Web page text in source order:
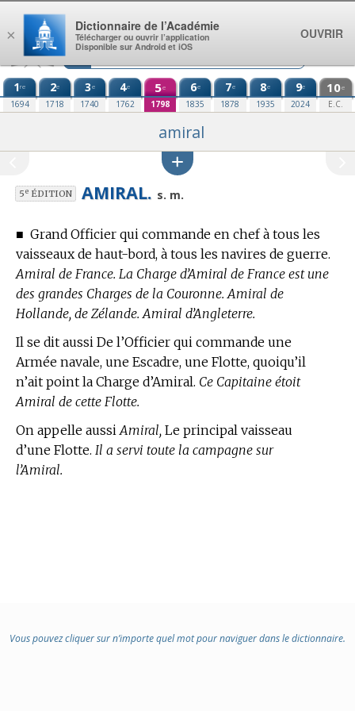
Aller au contenu
1re
1694
2e
1718
3e
1740
4e
1762
5e
1798
6e
1835
7e
1878
8e
1935
9e
2024
10e
E.C.
amiral
5eÉDITION AMIRAL. s. m.
■ Grand Officier qui commande en chef à tous les
vaisseaux de haut-bord, à tous les navires de guerre.
Amiral de France. La Charge d’Amiral de France est une
des grandes Charges de la Couronne. Amiral de
Hollande, de Zélande. Amiral d’Angleterre.
Il se dit aussi De l’Officier qui commande une
Armée navale, une Escadre, une Flotte, quoiqu’il
n’ait point la Charge d’Amiral. Ce Capitaine étoit
Amiral de cette Flotte.
On appelle aussi Amiral, Le principal vaisseau
d’une Flotte. Il a servi toute la campagne sur
l’Amiral.
Vous pouvez cliquer sur n’importe quel mot pour naviguer dans le dictionnaire.
×
Dictionnaire de l’Académie
Télécharger ou ouvrir l’application
Disponible sur Android et iOS
OUVRIR